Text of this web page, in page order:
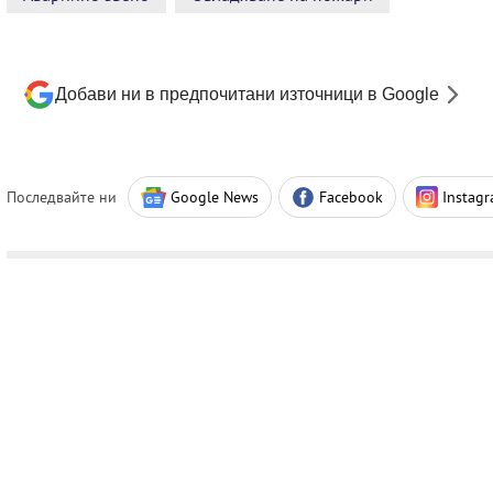
Добави ни в предпочитани източници в Google
Последвайте ни Google News Facebook